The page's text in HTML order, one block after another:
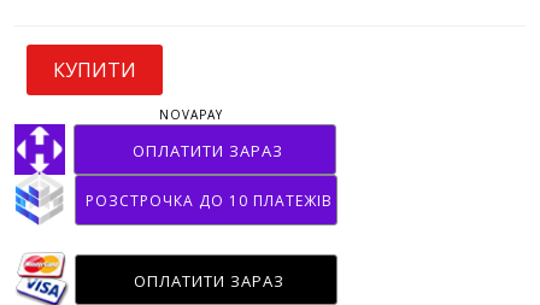
КУПИТИ
ОПЛАТИТИ ЗАРАЗ
NOVAPAY
РОЗСТРОЧКА ДО 10 ПЛАТЕЖІВ
ОПЛАТИТИ ЗАРАЗ